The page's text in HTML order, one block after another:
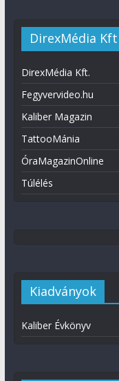
DirexMédia Kft
DirexMédia Kft.
Fegyvervideo.hu
Kaliber Magazin
TattooMánia
ÓraMagazinOnline
Túlélés
Kiadványok
Kaliber Évkönyv